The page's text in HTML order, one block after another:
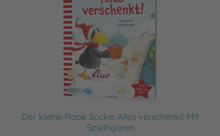
Der kleine Rabe Socke: Alles verschenkt! Mit
Spielfiguren